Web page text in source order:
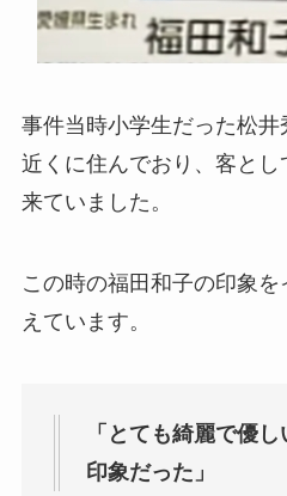
事件当時小学生だった松
近くに住んでおり、客と
来ていました。
この時の福田和子の印象
えています。
「とても綺麗で優
印象だった」